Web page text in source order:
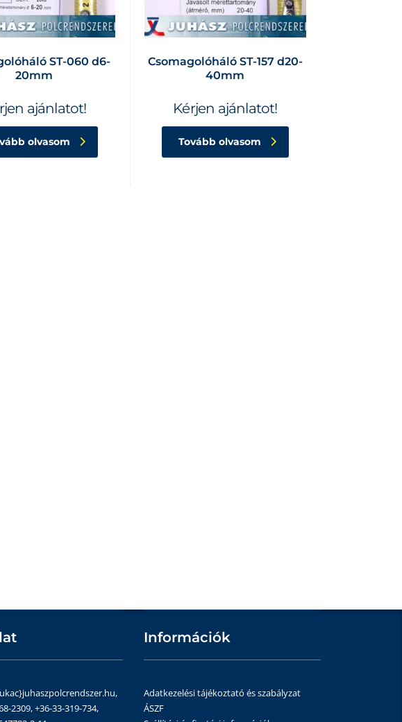
ST-060 d6-
20mm
ajánlatot!
olvasom
Csomagolóháló ST-157 d20-
40mm
Kérjen ajánlatot!
Tovább olvasom
2309, +36-33-319-734,
Információk
Adatkezelési tájékoztató és szabályzat
ÁSZF